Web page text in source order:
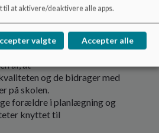
og entreprenørskab og
og
personer i undervisningen
af, at
og de bidrager med
på skolen.
forældre i planlægning og
knyttet til
til at aktivere/deaktivere alle apps.
valgte Accepter alle